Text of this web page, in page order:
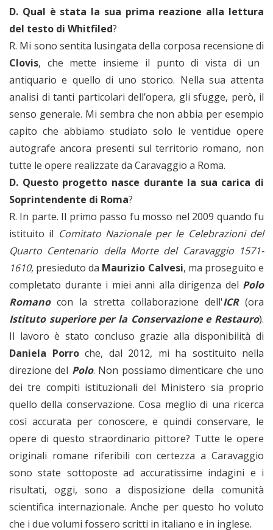
D. Qual è stata la sua prima reazione alla lettura
del testo di Whitfiled?
R. Mi sono sentita lusingata della corposa recensione di
Clovis, che mette insieme il punto di vista di un
antiquario e quello di uno storico. Nella sua attenta
analisi di tanti particolari dell’opera, gli sfugge, però, il
senso generale. Mi sembra che non abbia per esempio
capito che abbiamo studiato solo le ventidue opere
autografe ancora presenti sul territorio romano, non
tutte le opere realizzate da Caravaggio a Roma.
D. Questo progetto nasce durante la sua carica di
Soprintendente di Roma?
R. In parte. Il primo passo fu mosso nel 2009 quando fu
istituito il Comitato Nazionale per le Celebrazioni del
Quarto Centenario della Morte del Caravaggio 1571-
1610, presieduto da Maurizio Calvesi, ma proseguito e
completato durante i miei anni alla dirigenza del Polo
Romanocon la stretta collaborazione dell'ICR(ora
Istituto superiore per la Conservazione e Restauro).
Il lavoro è stato concluso grazie alla disponibilità di
Daniela Porroche, dal 2012, mi ha sostituito nella
direzione del Polo. Non possiamo dimenticare che uno
dei tre compiti istituzionali del Ministero sia proprio
quello della conservazione. Cosa meglio di una ricerca
così accurata per conoscere, e quindi conservare, le
opere di questo straordinario pittore? Tutte le opere
originali romane riferibili con certezza a Caravaggio
sono state sottoposte ad accuratissime indagini e i
risultati, oggi, sono a disposizione della comunità
scientifica internazionale. Anche per questo ho voluto
che i due volumi fossero scritti in italiano e in inglese.